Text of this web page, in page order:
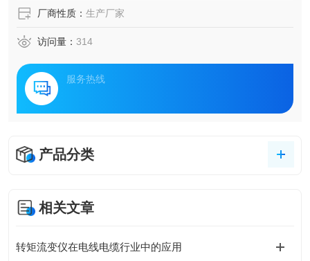
厂商性质： 生产厂家
访问量： 314
服务热线
产品分类
相关文章
转矩流变仪在电线电缆行业中的应用